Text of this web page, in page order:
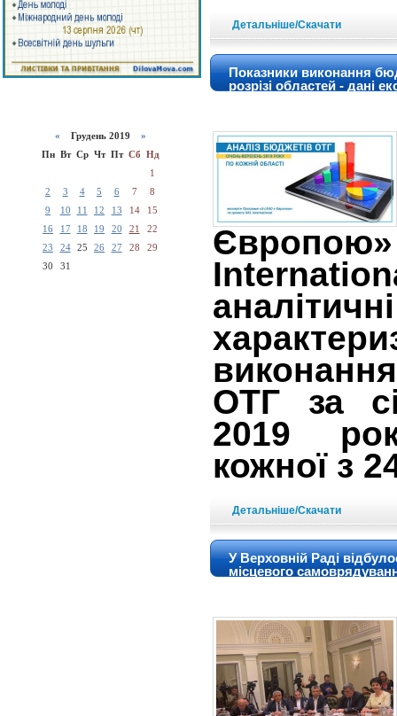
« Грудень 2019 »
Пн Вт Ср Чт Пт Сб Нд
1
2
3 4 5 6 7
8
9
10 11 12 13 14
15
16
17 18 19 20 21
22
23
24 25 26 27 28
29
30
31
Детальніше/Скачати
Показники виконання
розрізі областей - дані
ОТГ за
2019
кожної з
Детальніше/Скачати
У Верховній Раді
місцевого